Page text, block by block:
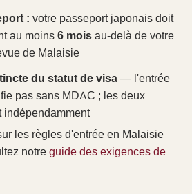
: votre passeport japonais doit
au moins6 moisau-delà de votre
de Malaisie
du statut de visa— l'entrée
pas sans MDAC ; les deux
indépendamment
les règles d'entrée en Malaisie
notreguide des exigences de